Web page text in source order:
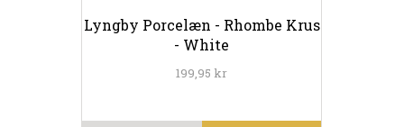
Lyngby Porcelæn - Rhombe Krus
- White
199,95 kr